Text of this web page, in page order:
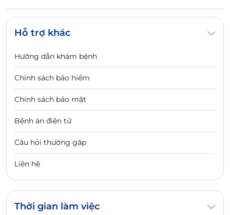
Hỗ trợ khác
Hướng dẫn khám bệnh
Chính sách bảo hiểm
Chính sách bảo mật
Bệnh án điện tử
Câu hỏi thường gặp
Liên hệ
Thời gian làm việc